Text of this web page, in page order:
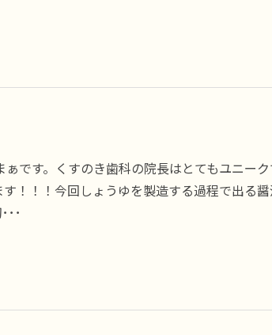
です。くすのき歯科の院長はとてもユニー
！！！今回しょうゆを製造する過程で出る
･･